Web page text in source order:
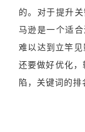
的。对于提升
马逊是一个适
难以达到立竿
还要做好优化
陷，关键词的排